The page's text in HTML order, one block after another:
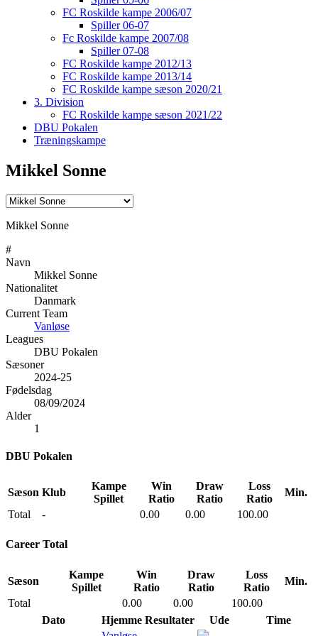
FC Roskilde kampe 2006/07
Spiller 06-07
Fc Roskilde kampe 2007/08
Spiller 07-08
FC Roskilde kampe 2012/13
FC Roskilde kampe 2013/14
FC Roskilde kampe sæson 2020/21
3. Division
FC Roskilde kampe sæson 2021/22
DBU Pokalen
Træningskampe
Mikkel Sonne
Mikkel Sonne
#
Navn
Mikkel Sonne
Nationalitet
Danmark
Current Team
Vanløse
Leagues
DBU Pokalen
Sæsoner
2024-25
Fødelsdag
08/09/2024
Alder
1
DBU Pokalen
Sæson Klub
Kampe
Spillet
Win
Ratio
Draw
Ratio
Loss
Ratio
Min.
Total
- 0.00 0.00 100.00
Career Total
Sæson
Kampe
Spillet
Win
Ratio
Draw
Ratio
Loss
Ratio
Min.
Total
0.00 0.00
100.00
Dato
Hjemme Resultater Ude
Time